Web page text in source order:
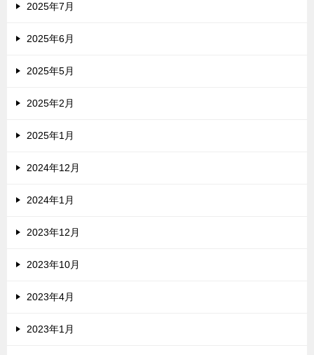
2025年7月
2025年6月
2025年5月
2025年2月
2025年1月
2024年12月
2024年1月
2023年12月
2023年10月
2023年4月
2023年1月